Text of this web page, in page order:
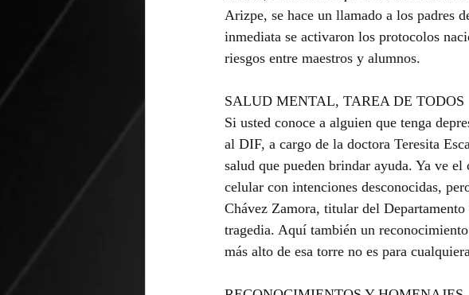
Arizpe, se hace un llamado a los padres
inmediata se activaron los protocolos
riesgos entre maestros y alumnos.
SALUD MENTAL, TAREA DE TODOS
Si usted conoce a alguien que tenga
al DIF, a cargo de la doctora Teresita
salud que pueden brindar ayuda. Ya ve
celular con intenciones desconocidas,
Chávez Zamora, titular del
tragedia. Aquí también un
más alto de esa torre no es para